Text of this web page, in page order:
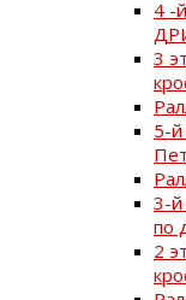
4 -
3
5-й
3-
по
2